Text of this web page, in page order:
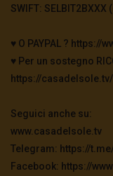
SWIFT:
♥️ O PAYPAL ?
♥️ Per un sostegno
https://
Seguici anche su:
www.casadelsole.tv
Telegram: https://t.me/
Facebook: https://